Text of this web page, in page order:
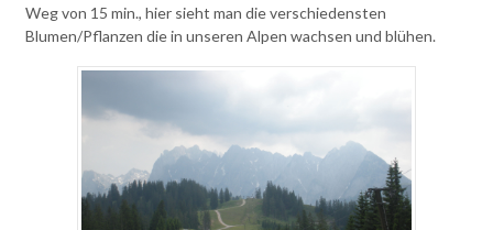
Weg von 15 min., hier sieht man die verschiedensten
Blumen/Pflanzen die in unseren Alpen wachsen und blühen.